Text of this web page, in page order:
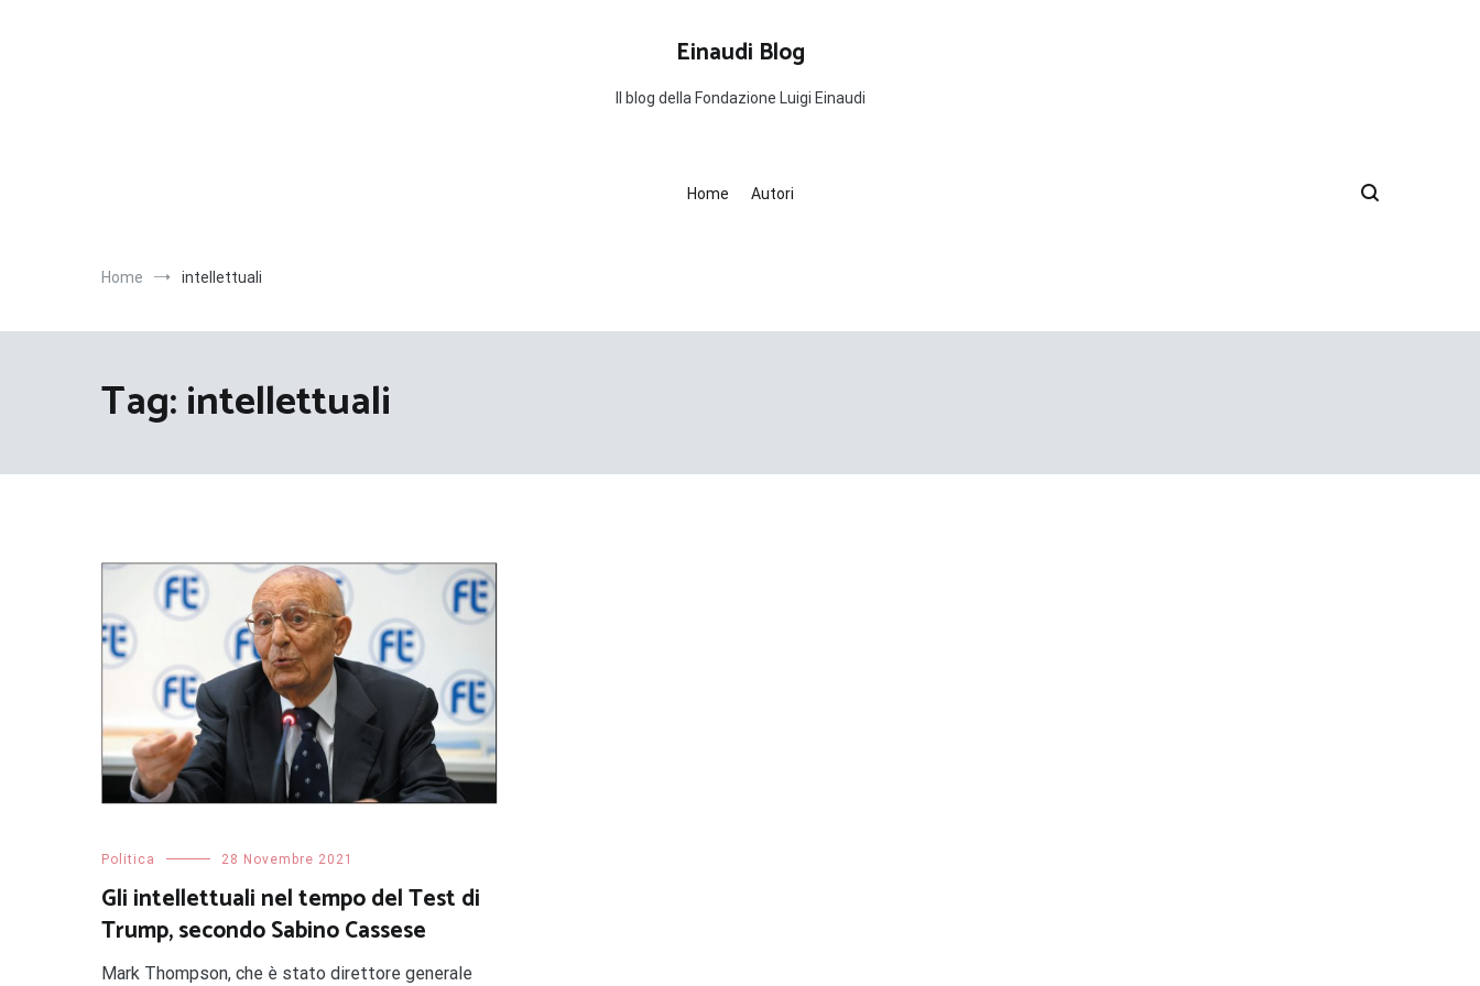
Einaudi Blog
Il blog della Fondazione Luigi Einaudi
Home Autori
Home intellettuali
Tag:intellettuali
Politica 28 Novembre 2021
Gli intellettuali nel tempo del Test di
Trump, secondo Sabino Cassese
Mark Thompson, che è stato direttore generale